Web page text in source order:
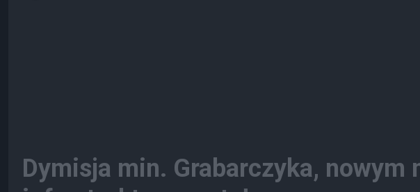
Dymisja min. Grabarczyka, nowym